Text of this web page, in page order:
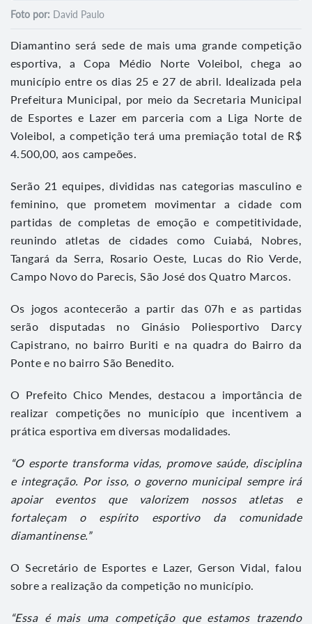
Foto por: David Paulo
Diamantino será sede de mais uma grande competição
esportiva, a Copa Médio Norte Voleibol, chega ao
município entre os dias 25 e 27 de abril. Idealizada pela
Prefeitura Municipal, por meio da Secretaria Municipal
de Esportes e Lazer em parceria com a Liga Norte de
Voleibol, a competição terá uma premiação total de R$
4.500,00, aos campeões.
Serão 21 equipes, divididas nas categorias masculino e
feminino, que prometem movimentar a cidade com
partidas de completas de emoção e competitividade,
reunindo atletas de cidades como Cuiabá, Nobres,
Tangará da Serra, Rosario Oeste, Lucas do Rio Verde,
Campo Novo do Parecis, São José dos Quatro Marcos.
Os jogos acontecerão a partir das 07h e as partidas
serão disputadas no Ginásio Poliesportivo Darcy
Capistrano, no bairro Buriti e na quadra do Bairro da
Ponte e no bairro São Benedito.
O Prefeito Chico Mendes, destacou a importância de
realizar competições no município que incentivem a
prática esportiva em diversas modalidades.
“O esporte transforma vidas, promove saúde, disciplina
e integração. Por isso, o governo municipal sempre irá
apoiar eventos que valorizem nossos atletas e
fortaleçam o espírito esportivo da comunidade
diamantinense.”
O Secretário de Esportes e Lazer, Gerson Vidal, falou
sobre a realização da competição no município.
“Essa é mais uma competição que estamos trazendo